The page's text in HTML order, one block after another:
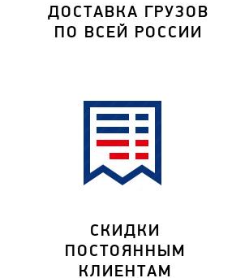
ДОСТАВКА ГРУЗОВ
ПО ВСЕЙ РОССИИ
СКИДКИ
ПОСТОЯННЫМ
КЛИЕНТАМ